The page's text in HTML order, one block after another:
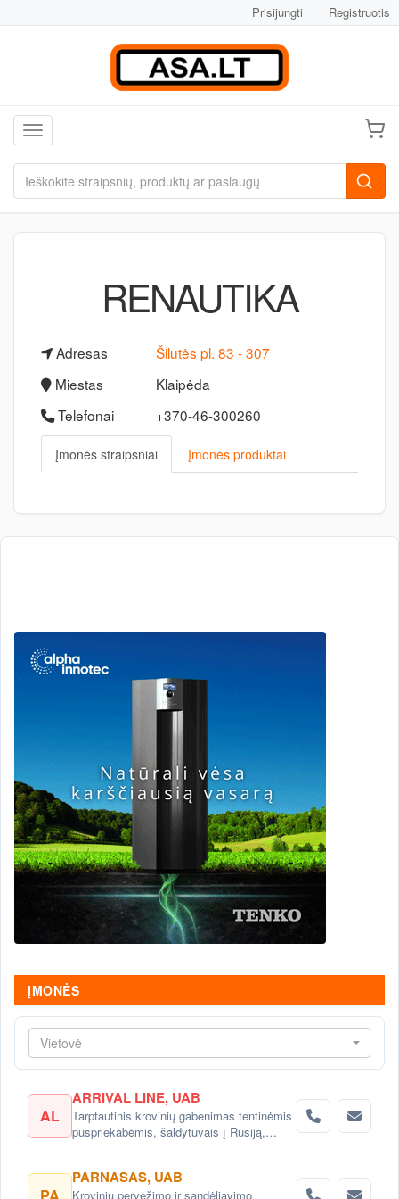
Prisijungti Registruotis
Toggle navigation
RENAUTIKA
Adresas
Šilutės pl. 83 - 307
Miestas
Klaipėda
Telefonai
+370-46-300260
Įmonės straipsniai Įmonės produktai
ĮMONĖS
Vietovė
AL
ARRIVAL LINE, UAB
Tarptautinis krovinių gabenimas tentinėmis
puspriekabėmis, šaldytuvais į Rusiją,
PA
PARNASAS, UAB
Krovinių pervežimo ir sandėliavimo